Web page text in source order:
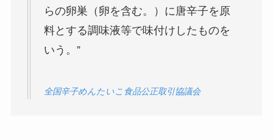
らの卵巣（卵を含む。）に唐辛子を原
料とする調味液等で味付けしたものを
いう。”
全国辛子めんたいこ食品公正取引協議会